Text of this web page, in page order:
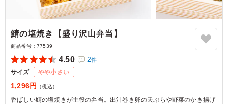
鯖の塩焼き【盛り沢山弁当】
商品番号： 77539
4.50 2件
サイズ やや小さい
1,296円 （税込）
香ばしい鯖の塩焼きが主役の弁当。出汁巻き卵の天ぷらや野菜のかき揚げ